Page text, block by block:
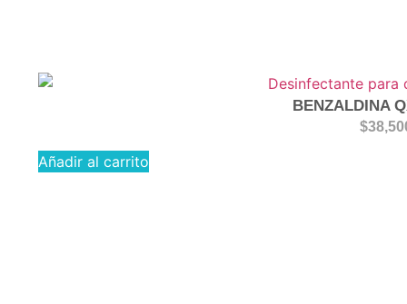
BENZALDINA
$
Añadir al carrito